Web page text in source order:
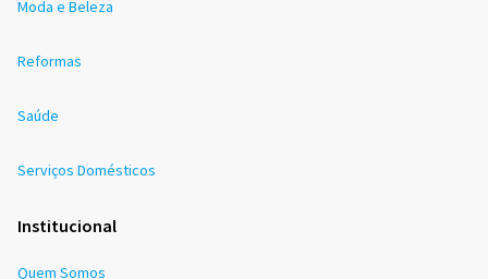
Moda e Beleza
Reformas
Saúde
Serviços Domésticos
Institucional
Quem Somos